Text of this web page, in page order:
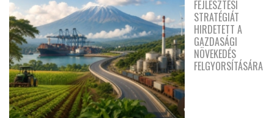
FEJLESZTÉSI
STRATÉGIÁT
HIRDETETT A
GAZDASÁGI
NÖVEKEDÉS
FELGYORSÍTÁSÁRA